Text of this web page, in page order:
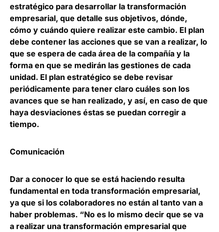
estratégico para desarrollar la transformación
empresarial, que detalle sus objetivos, dónde,
cómo y cuándo quiere realizar este cambio. El plan
debe contener las acciones que se van a realizar, lo
que se espera de cada área de la compañía y la
forma en que se medirán las gestiones de cada
unidad. El plan estratégico se debe revisar
periódicamente para tener claro cuáles son los
avances que se han realizado, y así, en caso de que
haya desviaciones éstas se puedan corregir a
tiempo.
Comunicación
Dar a conocer lo que se está haciendo resulta
fundamental en toda transformación empresarial,
ya que si los colaboradores no están al tanto van a
haber problemas. “No es lo mismo decir que se va
a realizar una transformación empresarial que